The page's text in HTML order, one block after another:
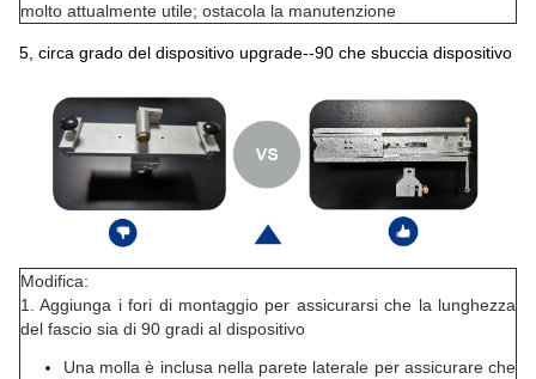
molto attualmente utile; ostacola la manutenzione
5, circa grado del dispositivo upgrade--90 che sbuccia dispositivo
Modifica:
1. Aggiunga i fori di montaggio per assicurarsi che la lunghezza
del fascio sia di 90 gradi al dispositivo
Una molla è inclusa nella parete laterale per assicurare che